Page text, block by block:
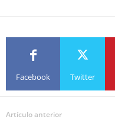
Facebook Twitter
Artículo anterior